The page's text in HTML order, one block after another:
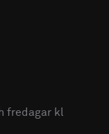
fredagar kl